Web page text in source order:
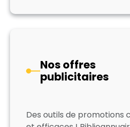
Nos offres
publicitaires
Des outils de promotions